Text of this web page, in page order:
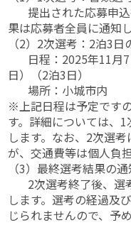
提出された応募申込
果は応募者全員に通知し
（2）2次選考：2泊3
日程：2025年11月7
日）（2泊3日）
場所：小城市内
※上記日程は予定です
す。詳細については、
します。なお、2次選
が、交通費等は個人負
（3）最終選考結果の
2次選考終了後、選
します。選考の経過及
じられませんので、予